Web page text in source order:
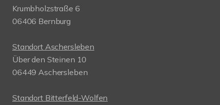
Krumbholzstraße 6
06406 Bernburg
Standort Aschersleben
Über den Steinen 10
06449 Aschersleben
Standort Bitterfeld-Wolfen